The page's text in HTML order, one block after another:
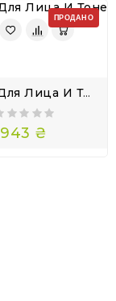
ПРОДАНО
Пенка Для Лица И Тонер Для Очистки Пор Skinmiso Южная Корея
943 ₴